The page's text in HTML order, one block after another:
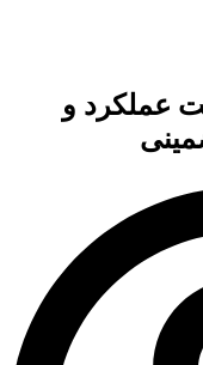
عملکرد و